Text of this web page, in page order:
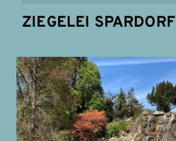
ZIEGELEI SPARDORF